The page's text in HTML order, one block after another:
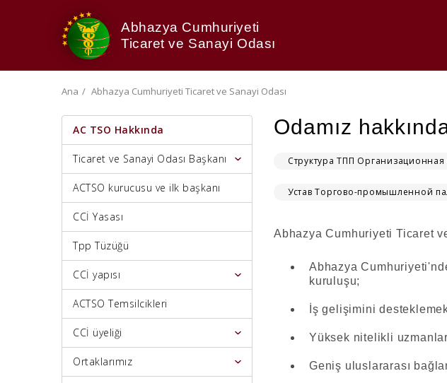
Abhazya Cumhuriyeti
Ticaret ve Sanayi Odası
Ana Abhazya Cumhuriyeti Ticaret ve Sanayi Odası
AC TSO Hakkında
Ticaret ve Sanayi Odası Başkanı
ACTSO kurucusu ve ilk başkanı
CCİ Yasası
Tpp Tüzüğü
CCİ yapısı
ACTSO Temsilcikleri
CCİ üyeliği
Ortaklarımız
Odamız
Структура ТПП Организационная
Устав Торгово-промышленной
Abhazya Cumhuriyeti Ticaret
Abhazya
kuruluşu;
İş gelişimini
Yüksek nitelikli
Geniş uluslararası